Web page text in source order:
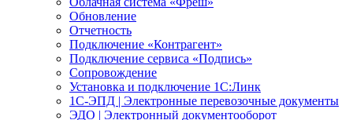
Обновление
Отчетность
Подключение «Контрагент»
Подключение сервиса «Подпись»
Сопровождение
Установка и подключение 1С:Линк
1С-ЭПД | Электронные перевозочные документы
ЭДО | Электронный документооборот